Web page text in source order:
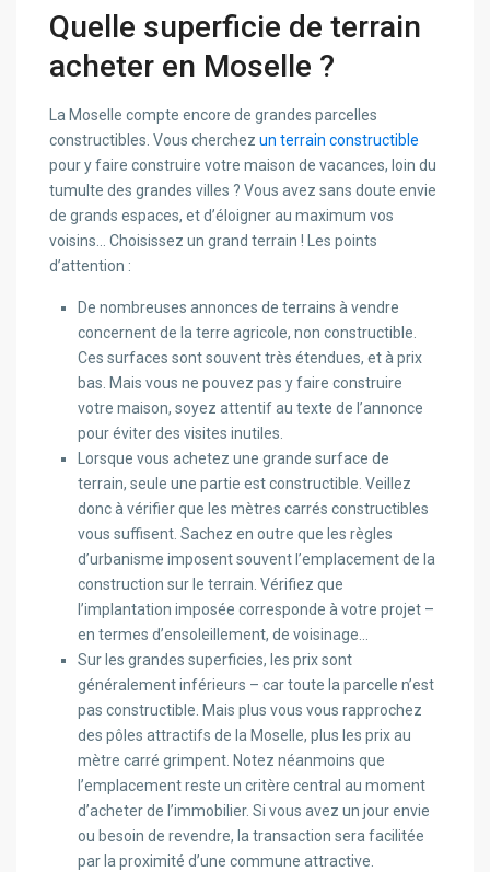
Quelle superficie de terrain
acheter en Moselle ?
La Moselle compte encore de grandes parcelles
constructibles. Vous cherchezun terrain constructible
pour y faire construire votre maison de vacances, loin du
tumulte des grandes villes ? Vous avez sans doute envie
de grands espaces, et d’éloigner au maximum vos
voisins… Choisissez un grand terrain ! Les points
d’attention :
De nombreuses annonces de terrains à vendre
concernent de la terre agricole, non constructible.
Ces surfaces sont souvent très étendues, et à prix
bas. Mais vous ne pouvez pas y faire construire
votre maison, soyez attentif au texte de l’annonce
pour éviter des visites inutiles.
Lorsque vous achetez une grande surface de
terrain, seule une partie est constructible. Veillez
donc à vérifier que les mètres carrés constructibles
vous suffisent. Sachez en outre que les règles
d’urbanisme imposent souvent l’emplacement de la
construction sur le terrain. Vérifiez que
l’implantation imposée corresponde à votre projet –
en termes d’ensoleillement, de voisinage…
Sur les grandes superficies, les prix sont
généralement inférieurs – car toute la parcelle n’est
pas constructible. Mais plus vous vous rapprochez
des pôles attractifs de la Moselle, plus les prix au
mètre carré grimpent. Notez néanmoins que
l’emplacement reste un critère central au moment
d’acheter de l’immobilier. Si vous avez un jour envie
ou besoin de revendre, la transaction sera facilitée
par la proximité d’une commune attractive.